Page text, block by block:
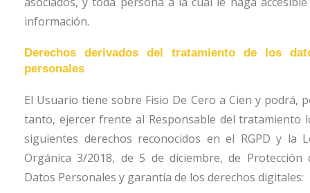
información.
Derechos derivados del tratamiento de los
personales
El Usuario tiene sobre Fisio De Cero a Cien y podrá,
tanto, ejercer frente al Responsable del tratamiento
siguientes derechos reconocidos en el RGPD y la
Orgánica 3/2018, de 5 de diciembre, de Protección
Datos Personales y garantía de los derechos digitales: